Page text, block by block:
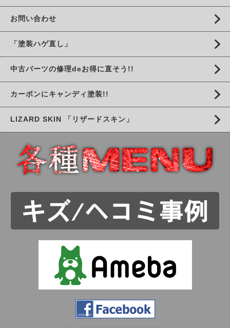
お問い合わせ
「塗装ハゲ直し」
中古パーツの修理deお得に直そう!!
カーボンにキャンディ塗装!!
LIZARD SKIN 「リザードスキン」